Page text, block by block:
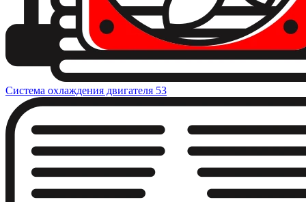
Система охлаждения двигателя 53